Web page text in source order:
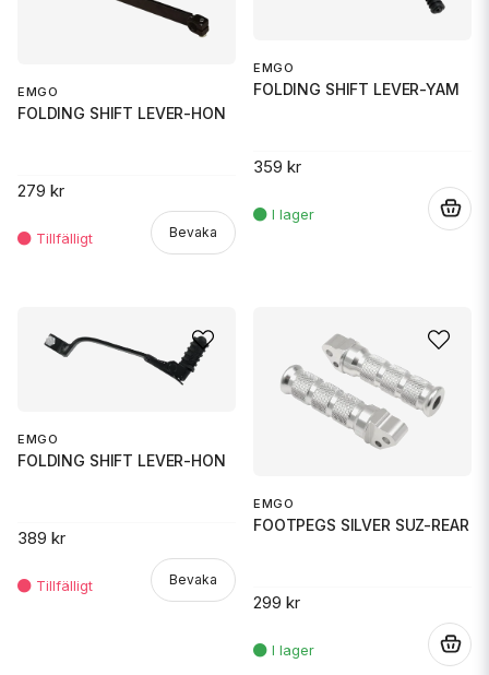
EMGO
FOLDING SHIFT LEVER-HON
279 kr
Bevaka
EMGO
FOLDING SHIFT LEVER-YAM
359 kr
EMGO
FOLDING SHIFT LEVER-HON
389 kr
Bevaka
EMGO
FOOTPEGS SILVER SUZ-REAR
299 kr